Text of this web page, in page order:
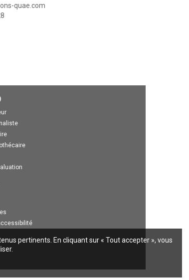
pertinents. En cliquant sur « Tout accepter », vous
quae.com